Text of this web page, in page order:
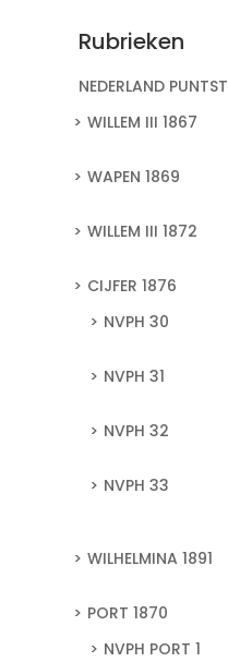
Rubrieken
NEDERLAND
WILLEM III 1867
WAPEN 1869
WILLEM III 1872
CIJFER 1876
NVPH 30
NVPH 31
NVPH 32
NVPH 33
WILHELMINA 1891
PORT 1870
NVPH PORT 1